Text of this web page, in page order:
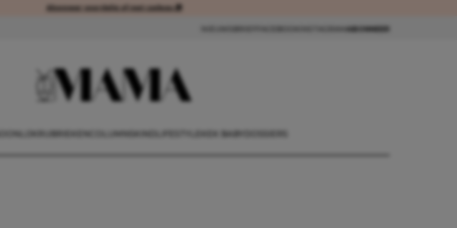
Abonneer voordelig of met cadeau 🎁Abonneer voordelig of met cadeau 🎁
ABONNEER